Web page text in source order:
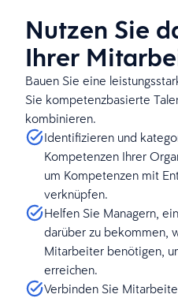
Nutzen Sie
Ihrer
Bauen Sie eine
Sie kompetenzbasierte
kombinieren.
Identifizieren und
Kompetenzen Ihrer
um Kompetenzen mit
verknüpfen.
Helfen Sie Managern,
darüber zu bekommen,
Mitarbeiter benötigen,
erreichen.
Verbinden Sie